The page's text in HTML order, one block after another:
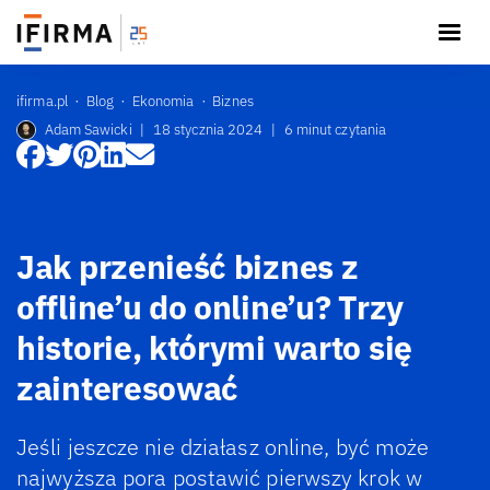
ifirma.pl Blog Ekonomia
Biznes
Adam Sawicki | 18 stycznia 2024 | 6 minut czytania
Jak przenieść biznes z
offline’u do online’u? Trzy
historie, którymi warto się
zainteresować
Jeśli jeszcze nie działasz online, być może
najwyższa pora postawić pierwszy krok w